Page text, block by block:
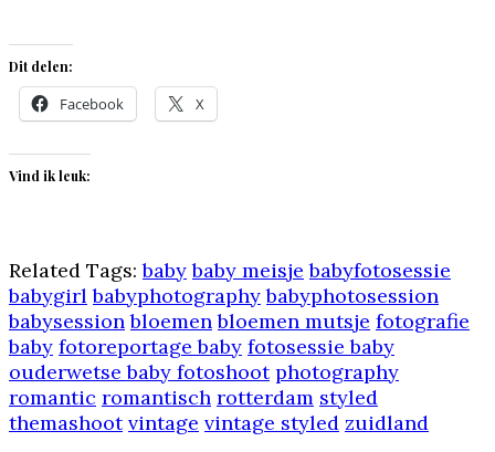
Dit delen:
Facebook X
Vind ik leuk:
Related Tags: baby baby meisje babyfotosessie
babygirl babyphotography babyphotosession
babysession bloemen bloemen mutsje fotografie
baby fotoreportage baby fotosessie baby
ouderwetse baby fotoshoot photography
romantic romantisch rotterdam styled
themashoot vintage vintage styled zuidland